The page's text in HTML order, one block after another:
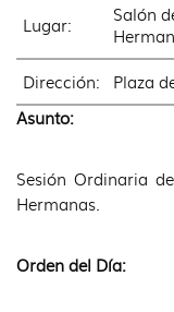
Lugar:
Salón
Dirección:
Plaza
Asunto:
Sesión Ordinaria
Hermanas.
Orden del Día: